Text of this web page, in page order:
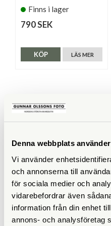
Denna webbplats
Vi använder
och annonserna till
för sociala medier och
vidarebefordrar även
information från din enhet
annons- och analysföretag
Finns i lager
790 SEK
LÄS MER
KÖP